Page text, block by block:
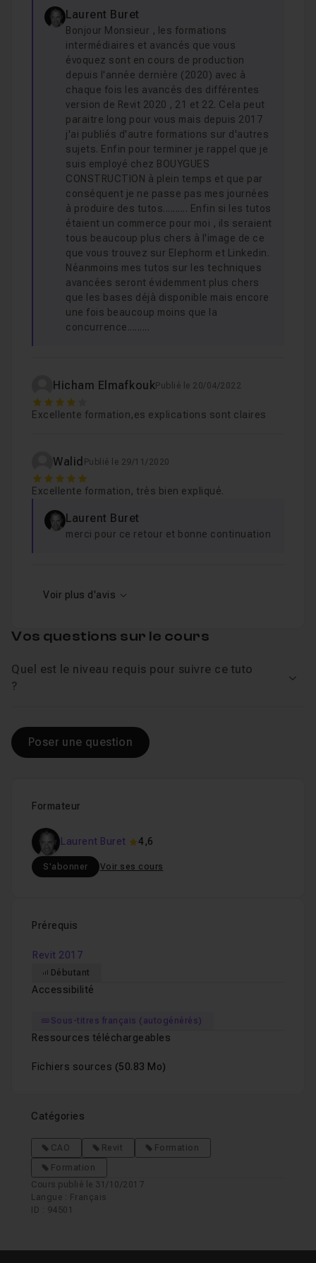
graines et les différentes isolations
Tracer et gérer des canalisations : canalisations en
pente, colonnes de canalisations, canalisations
Maîtriser l’implantation des terminaux avec plusieurs
techniques et savoir les raccorder
Améliorer la précision des synthèses grâce à la
détection de clash pour vos projets Electricité - CVC -
Hydraulique
Générer des légendes de couleurs de volumes et de
Créer des nomenclatures MEP : matériels, métrés,
Maîtriser l'audit contrôle-coordination de la maquette
Documenter et imprimer vos livrables
Comprendre le travail collaboratif sur l’ensemble de la
capable dedémarrer correctement tous vos projets
Electricité - CVC - Hydraulique - Plomberie
les version 2014, 2015, 2016 et 2018 de Revit.
Je reste disponible pour répondre à vos questions via
section d'entraide de ce cours
Cours 3 5h28
Maitriser REVIT MEP - Vol 3 - Lot CVC - initiation
Cours 4 5h11
Maitriser REVIT MEP - Vol 4 - Lot Hydraulique -
Laurent Buret
Bonjour Monsieur , les formations
intermédiaires et avancés que vous
évoquez sont en cours de production
depuis l'année dernière (2020) avec à
chaque fois les avancés des différentes
version de Revit 2020 , 21 et 22. Cela peut
paraitre long pour vous mais depuis 2017
j'ai publiés d'autre formations sur d'autres
sujets. Enfin pour terminer je rappel que je
suis employé chez BOUYGUES
CONSTRUCTION à plein temps et que par
conséquent je ne passe pas mes journées
à produire des tutos.......... Enfin si les tutos
étaient un commerce pour moi , ils seraient
tous beaucoup plus chers à l'image de ce
que vous trouvez sur Elephorm et Linkedin.
Néanmoins mes tutos sur les techniques
avancées seront évidemment plus chers
que les bases déjà disponible mais encore
une fois beaucoup moins que la
concurrence.........
Hicham ElmafkoukPublié le 20/04/2022
4
Excellente formation,es explications sont claires
Walid Publié le 29/11/2020
5
Excellente formation, très bien expliqué.
Laurent Buret
merci pour ce retour et bonne continuation
Voir plus d'avis
Formateur
Laurent Buret 4,6
S'abonner Voir ses cours
Prérequis
Revit 2017
Débutant
Accessibilité
Sous-titres français (autogénérés)
Ressources téléchargeables
Fichiers sources (50.83 Mo)
Catégories
CAO Revit
Formation
Formation
Cours publié le 31/10/2017
Langue : Français
ID : 94501
Vos questions sur le cours
Quel est le niveau requis pour suivre ce tuto
?
Poser une question